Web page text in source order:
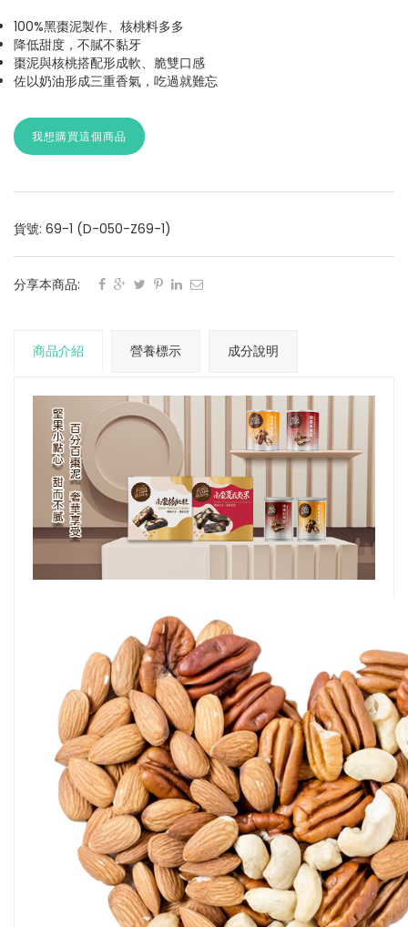
100%黑棗泥製作、核桃料多多
降低甜度，不膩不黏牙
棗泥與核桃搭配形成軟、脆雙口感
佐以奶油形成三重香氣，吃過就難忘
我想購買這個商品
貨號: 69-1 (D-050-Z69-1)
分享本商品:
商品介紹 營養標示 成分說明